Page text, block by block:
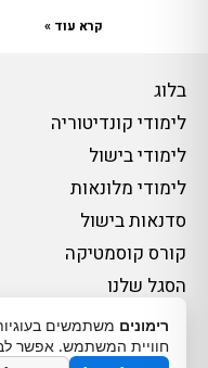
קרא עוד »
בלוג
לימודי קונדיטוריה
לימודי בישול
לימודי מלונאות
סדנאות בישול
קורס קוסמטיקה
הסגל שלנו
אודות מכללת רימונים
הצהרת נגישות
רימונים משתמשים
חוויית המשתמש. אפשר